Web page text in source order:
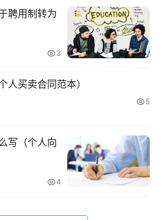
聘用制转为
3
人买卖合同范本）
5
写（个人向
4